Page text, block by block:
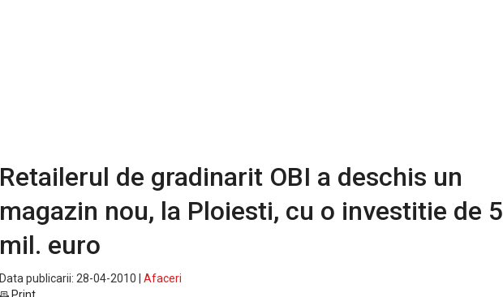
Retailerul de gradinarit OBI a deschis un
magazin nou, la Ploiesti, cu o investitie de 5
mil. euro
Data publicarii: 28-04-2010 | Afaceri